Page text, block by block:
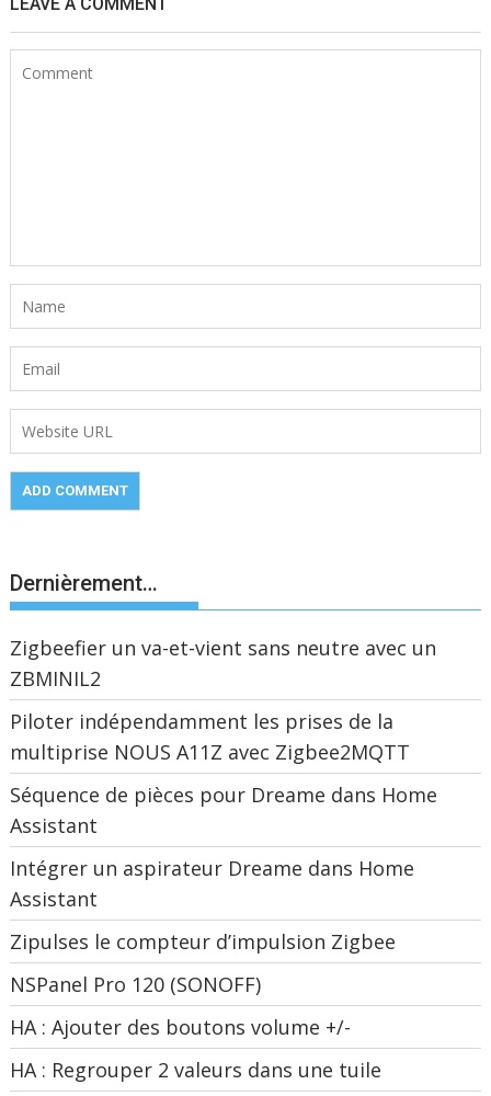
LEAVE A COMMENT
Dernièrement…
Zigbeefier un va-et-vient sans neutre avec un
ZBMINIL2
Piloter indépendamment les prises de la
multiprise NOUS A11Z avec Zigbee2MQTT
Séquence de pièces pour Dreame dans Home
Assistant
Intégrer un aspirateur Dreame dans Home
Assistant
Zipulses le compteur d’impulsion Zigbee
NSPanel Pro 120 (SONOFF)
HA : Ajouter des boutons volume +/-
HA : Regrouper 2 valeurs dans une tuile